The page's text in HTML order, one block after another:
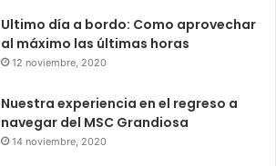
Ultimo día a bordo: Como aprovechar
al máximo las últimas horas
12 noviembre, 2020
Nuestra experiencia en el regreso a
navegar del MSC Grandiosa
14 noviembre, 2020